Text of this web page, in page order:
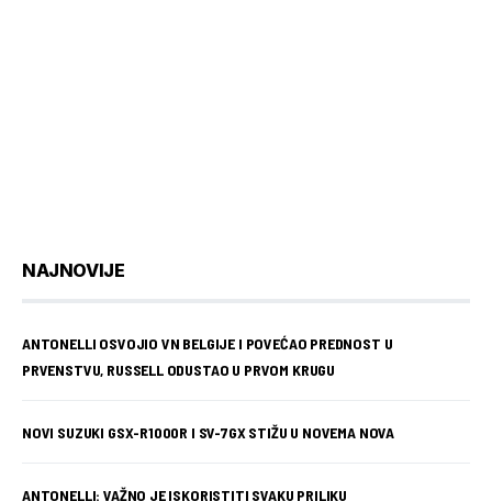
NAJNOVIJE
ANTONELLI OSVOJIO VN BELGIJE I POVEĆAO PREDNOST U
PRVENSTVU, RUSSELL ODUSTAO U PRVOM KRUGU
NOVI SUZUKI GSX-R1000R I SV-7GX STIŽU U NOVEMA NOVA
ANTONELLI: VAŽNO JE ISKORISTITI SVAKU PRILIKU